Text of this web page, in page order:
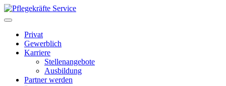
Privat
Gewerblich
Karriere
Stellenangebote
Ausbildung
Partner werden